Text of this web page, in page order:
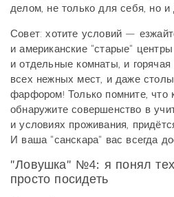
делом, не только для себя, но и
Совет: хотите условий —
и американские "старые"
и отдельные комнаты, и
всех нежных мест, и даже
фарфором! Только помните, что
обнаружите совершенство в
и условиях проживания,
И ваша "санскара" вас всегда
"Ловушка" №4: я понял
просто посидеть